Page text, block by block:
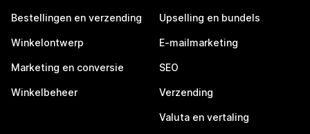
Bestellingen en verzending
Winkelontwerp
Marketing en conversie
Winkelbeheer
Upselling en bundels
E-mailmarketing
SEO
Verzending
Valuta en vertaling